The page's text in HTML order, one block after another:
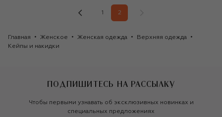
1 2
Главная Женское Женская одежда
Верхняя одежда
Кейпы и накидки
ПОДПИШИТЕСЬ НА РАССЫЛКУ
Чтобы первыми узнавать об эксклюзивных новинках и
специальных предложениях